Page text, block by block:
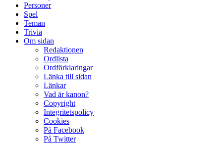
Personer
Spel
Teman
Trivia
Om sidan
Redaktionen
Ordlista
Ordförklaringar
Länka till sidan
Länkar
Vad är kanon?
Copyright
Integritetspolicy
Cookies
På Facebook
På Twitter